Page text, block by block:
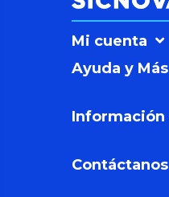
Mi cuenta
Ayuda y Más
Información
Contáctanos